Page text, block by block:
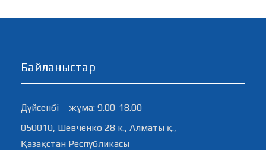
Байланыстар
Дүйсенбі – жұма: 9.00-18.00
050010, Шевченко 28 к., Алматы қ.,
Қазақстан Республикасы